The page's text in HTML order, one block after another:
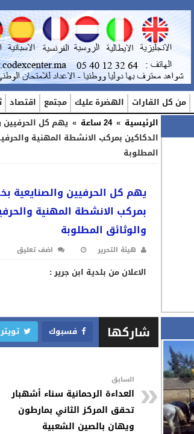
من كل القارات الهضرة عليك مجتمع اقتصاد
الرئيسية » 24 ساعة » يهم كل
الدكاكين بمركب الانشطة المهنية
المطلوبة
يهم كل الحرفيين والصنايعية
بمركب الانشطة المهنية
والوثائق المطلوبة
هيئة التحرير اضف تعليق
الاعلان من بلدية ابن جرير :
شاركها فسبوك تويتر
السابق
العداءة الرحمانية سناء أشهبار
تحقق المركز الثاني بمارطون
ويهان بالصين الشعبية